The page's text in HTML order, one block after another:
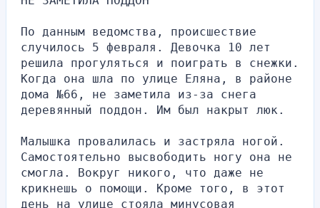
По данным ведомства, происшествие
случилось 5 февраля. Девочка 10 лет
решила прогуляться и поиграть в снежки.
Когда она шла по улице Еляна, в районе
дома №66, не заметила из-за снега
деревянный поддон. Им был накрыт люк.
Малышка провалилась и застряла ногой.
Самостоятельно высвободить ногу она не
смогла. Вокруг никого, что даже не
крикнешь о помощи. Кроме того, в этот
день на улице стояла минусовая